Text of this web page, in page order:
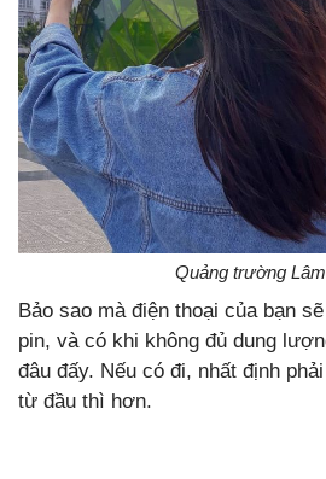
Quảng trường
Bảo sao mà điện thoại của bạn
pin, và có khi không đủ dung
đâu đấy. Nếu có đi, nhất định
từ đầu thì hơn.